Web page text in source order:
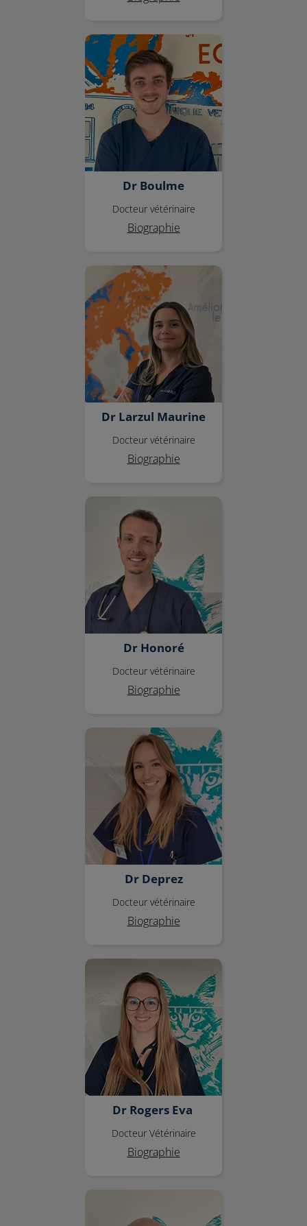
Dr Boulme
Dr Boulme
Docteur vétérinaire
Biographie
Dr Larzul Maurine
Dr Larzul Maurine
Docteur vétérinaire
Biographie
Dr Honoré
Docteur vétérinaire
Biographie
Dr Deprez
Dr Deprez
Docteur vétérinaire
Biographie
Dr Rogers Eva
Docteur Vétérinaire
Biographie